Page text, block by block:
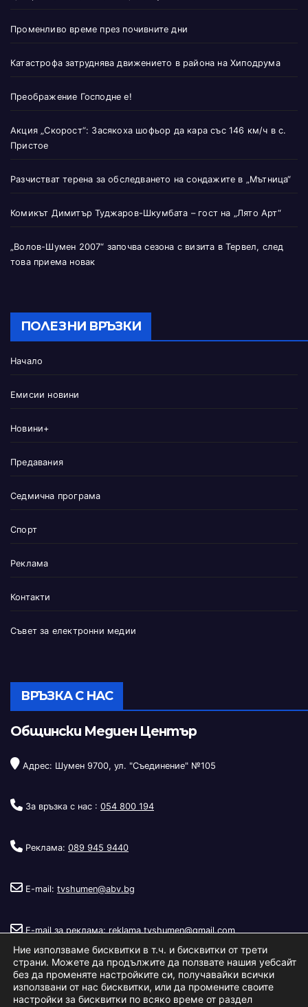
Променливо време през почивните дни
Катастрофа затруднява движението в района на Хиподрума
Преображение Господне е!
Акция „Скорост“: Засякоха шофьор да кара със 146 км/ч в с.
Пристое
Разчистват терена за обследването на сондажите в „Мътница“
Комикът Димитър Туджаров-Шкумбата – гост на „Лято Арт“
„Волов-Шумен 2007“ започва сезона с визита в Тервел, след
това приема новак
ПОЛЕЗНИ ВРЪЗКИ
Начало
Емисии новини
Новини+
Предавания
Седмична програма
Спорт
Реклама
Контакти
Съвет за електронни медии
ВРЪЗКА С НАС
Общински Медиен Център
Адрес: Шумен 9700, ул. "Съединение" №105
За връзка с нас : 054 800 194
Реклама: 089 945 9440
E-mail: tvshumen@abv.bg
E-mail за реклама: reklama.tvshumen@gmail.com
Ние използваме бисквитки в т.ч. и бисквитки от трети
страни. Можете да продължите да ползвате нашия уебсайт
без да променяте настройките си, получавайки всички
използвани от нас бисквитки, или да промените своите
настройки за бисквитки по всяко време от раздел